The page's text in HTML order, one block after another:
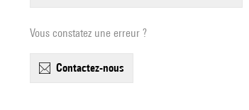
Vous constatez une erreur ?
contactez-nous